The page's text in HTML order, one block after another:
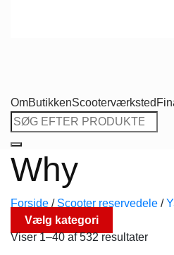
OmButikkenScooterværksted
Søg
efter:
Why
Forside / Scooter reservedele /
Vælg kategori
Viser 1–40 af 532 resultater